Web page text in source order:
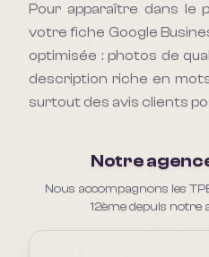
Pour apparaître dans le
votre fiche Google
optimisée : photos de
description riche en
surtout des avis clients
Notre
Nous accompagnons les
12ème depuis notre